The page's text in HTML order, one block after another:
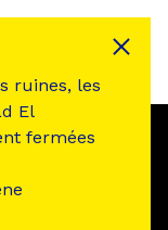
ruines, les
El
fermées